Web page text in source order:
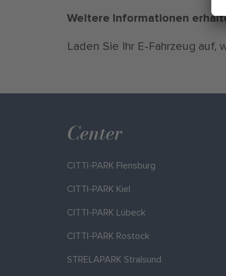
Weitere Informationen
Laden Sie Ihr E-Fahrzeug auf,
Center
CITTI-PARK Flensburg
CITTI-PARK Kiel
CITTI-PARK Lübeck
CITTI-PARK Rostock
STRELAPARK Stralsund